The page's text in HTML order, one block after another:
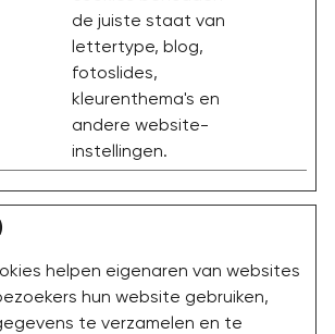
de juiste staat van
lettertype, blog,
fotoslides,
kleurenthema's en
andere website-
instellingen.
helpen eigenaren van websites
hun website gebruiken,
te verzamelen en te